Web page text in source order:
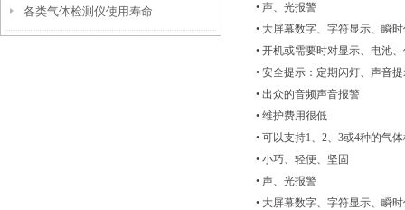
各类气体检测仪使用寿命
• 声、光报警
• 大屏幕数字、字符显示、瞬
• 开机或需要时对显示、电池
• 安全提示：定期闪灯、声音
• 出众的音频声音报警
• 维护费用很低
• 可以支持1、2、3或4种的气
• 小巧、轻便、坚固
• 声、光报警
• 大屏幕数字、字符显示、瞬